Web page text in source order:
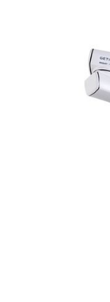
Anestezjologia i
Aparaty do